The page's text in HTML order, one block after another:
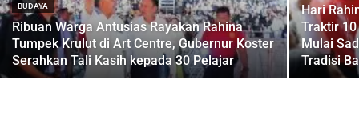
BUDAYA
Ribuan Warga Antusias Rayakan Rahina
Tumpek Krulut di Art Centre, Gubernur Koster
Serahkan Tali Kasih kepada 30 Pelajar
Hari
Traktir 10
Mulai
Tradisi